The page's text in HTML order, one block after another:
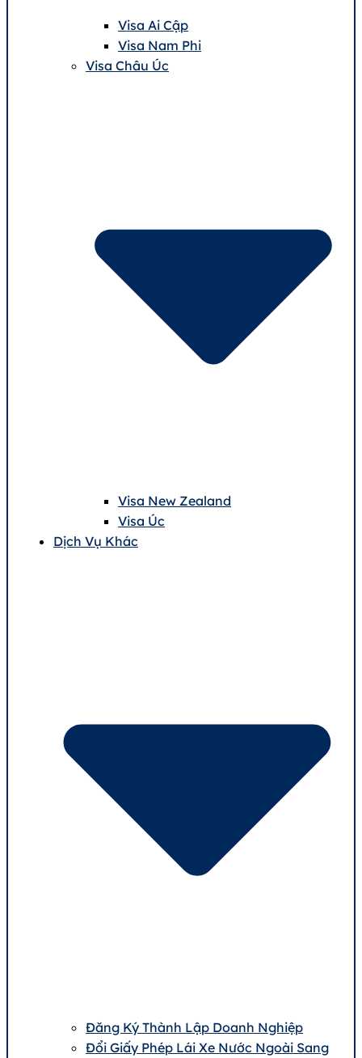
Visa Ai Cập
Visa Nam Phi
Visa Châu Úc
Visa New Zealand
Visa Úc
Dịch Vụ Khác
Đăng Ký Thành Lập Doanh Nghiệp
Đổi Giấy Phép Lái Xe Nước Ngoài Sang